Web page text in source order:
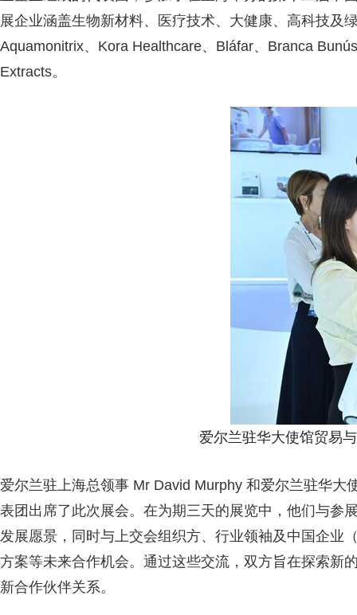
展企业涵盖生物新材料、医疗技术、大健康、高科技及
Aquamonitrix、Kora Healthcare、Bláfar、Branca
Extracts。
爱尔兰驻华大使馆贸易
爱尔兰驻上海总领事 Mr David Murphy 和爱尔兰驻华大
表团出席了此次展会。在为期三天的展览中，他们与参
发展愿景，同时与上交会组织方、行业领袖及中国企业
方案等未来合作机会。通过这些交流，双方旨在探索新
新合作伙伴关系。